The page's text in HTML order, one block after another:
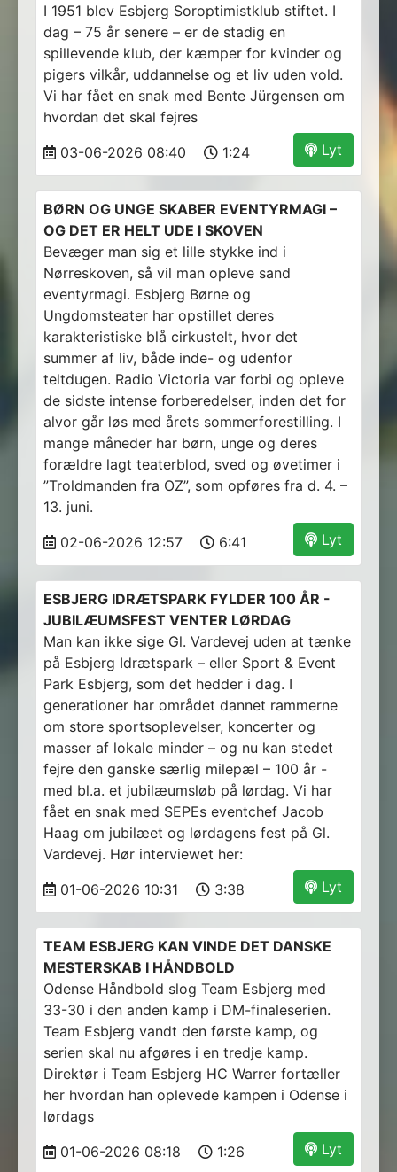
I 1951 blev Esbjerg Soroptimistklub stiftet. I
dag – 75 år senere – er de stadig en
spillevende klub, der kæmper for kvinder og
pigers vilkår, uddannelse og et liv uden vold.
Vi har fået en snak med Bente Jürgensen om
hvordan det skal fejres
Lyt
03-06-2026 08:40 1:24
BØRN OG UNGE SKABER EVENTYRMAGI –
OG DET ER HELT UDE I SKOVEN
Bevæger man sig et lille stykke ind i
Nørreskoven, så vil man opleve sand
eventyrmagi. Esbjerg Børne og
Ungdomsteater har opstillet deres
karakteristiske blå cirkustelt, hvor det
summer af liv, både inde- og udenfor
teltdugen. Radio Victoria var forbi og opleve
de sidste intense forberedelser, inden det for
alvor går løs med årets sommerforestilling. I
mange måneder har børn, unge og deres
forældre lagt teaterblod, sved og øvetimer i
”Troldmanden fra OZ”, som opføres fra d. 4. –
13. juni.
Lyt
02-06-2026 12:57 6:41
ESBJERG IDRÆTSPARK FYLDER 100 ÅR -
JUBILÆUMSFEST VENTER LØRDAG
Man kan ikke sige Gl. Vardevej uden at tænke
på Esbjerg Idrætspark – eller Sport & Event
Park Esbjerg, som det hedder i dag. I
generationer har området dannet rammerne
om store sportsoplevelser, koncerter og
masser af lokale minder – og nu kan stedet
fejre den ganske særlig milepæl – 100 år -
med bl.a. et jubilæumsløb på lørdag. Vi har
fået en snak med SEPEs eventchef Jacob
Haag om jubilæet og lørdagens fest på Gl.
Vardevej. Hør interviewet her:
Lyt
01-06-2026 10:31 3:38
TEAM ESBJERG KAN VINDE DET DANSKE
MESTERSKAB I HÅNDBOLD
Odense Håndbold slog Team Esbjerg med
33-30 i den anden kamp i DM-finaleserien.
Team Esbjerg vandt den første kamp, og
serien skal nu afgøres i en tredje kamp.
Direktør i Team Esbjerg HC Warrer fortæller
her hvordan han oplevede kampen i Odense i
lørdags
Lyt
01-06-2026 08:18 1:26